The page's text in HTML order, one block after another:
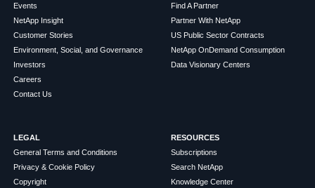
Events
NetApp Insight
Customer Stories
Environment, Social, and Governance
Investors
Careers
Contact Us
Find A Partner
Partner With NetApp
US Public Sector Contracts
NetApp OnDemand Consumption
Data Visionary Centers
LEGAL
General Terms and Conditions
Privacy & Cookie Policy
Copyright
RESOURCES
Subscriptions
Search NetApp
Knowledge Center